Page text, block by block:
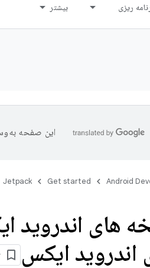
ریزی بیشتر
این صفحه
Android
Get started
Jetpack
های اندروید
اندروید ایکس